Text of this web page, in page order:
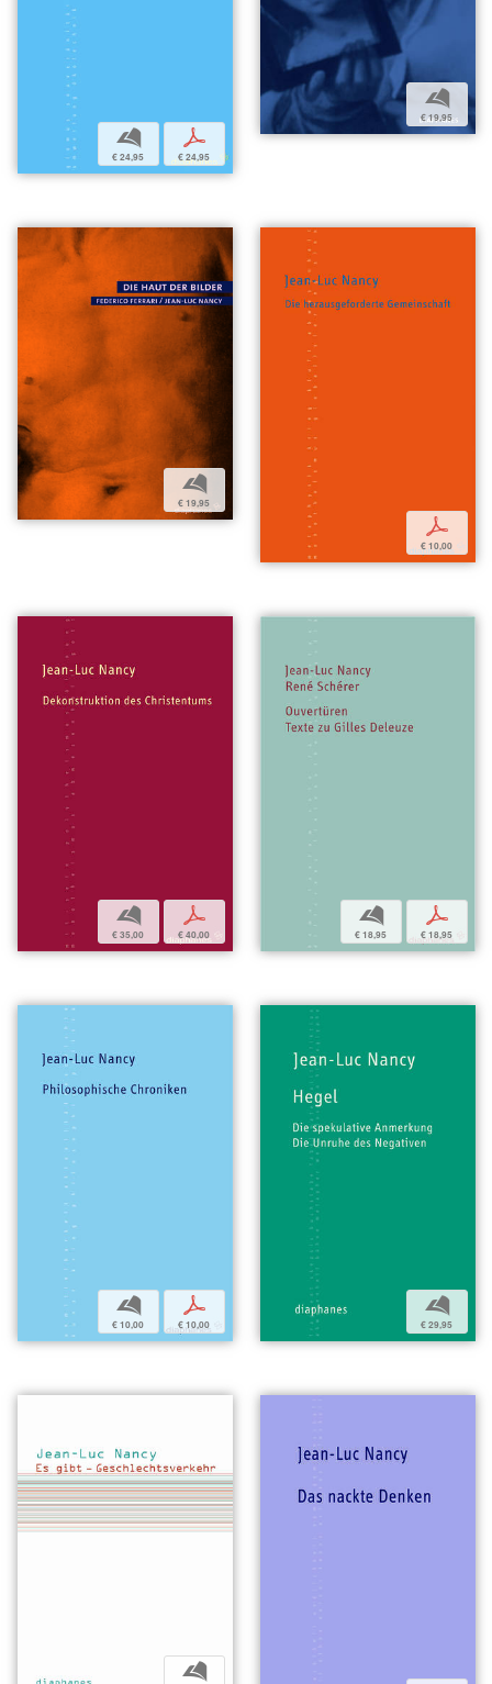
b
€ 24,95
p
€ 24,95
b
€ 19,95
b
€ 19,95
p
€ 10,00
b
€ 35,00
p
€ 40,00
b
€ 18,95
p
€ 18,95
b
€ 10,00
p
€ 10,00
b
€ 29,95
b